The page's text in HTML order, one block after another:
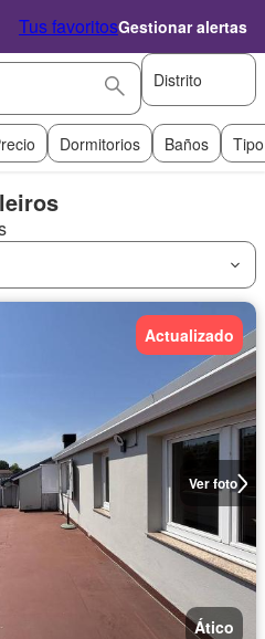
Tus favoritosGestionar alertas
Distrito
Dormitorios Baños
Ver foto
Actualizado
Ático